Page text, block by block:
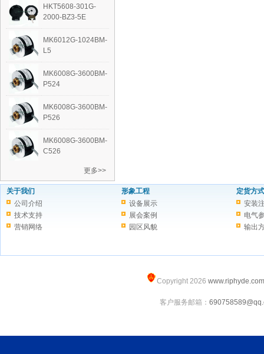
HKT5608-301G-
2000-BZ3-5E
MK6012G-1024BM-
L5
‭MK6008G-3600BM-
P524
‭MK6008G-3600BM-
P526
‭MK6008G-3600BM-
C526
更多>>
关于我们
公司介绍
技术支持
营销网络
形象工程
设备展示
展会案例
园区风貌
定货方式
安装
电气
输出
Copyright 2026 www.riphyde.com
客户服务邮箱：